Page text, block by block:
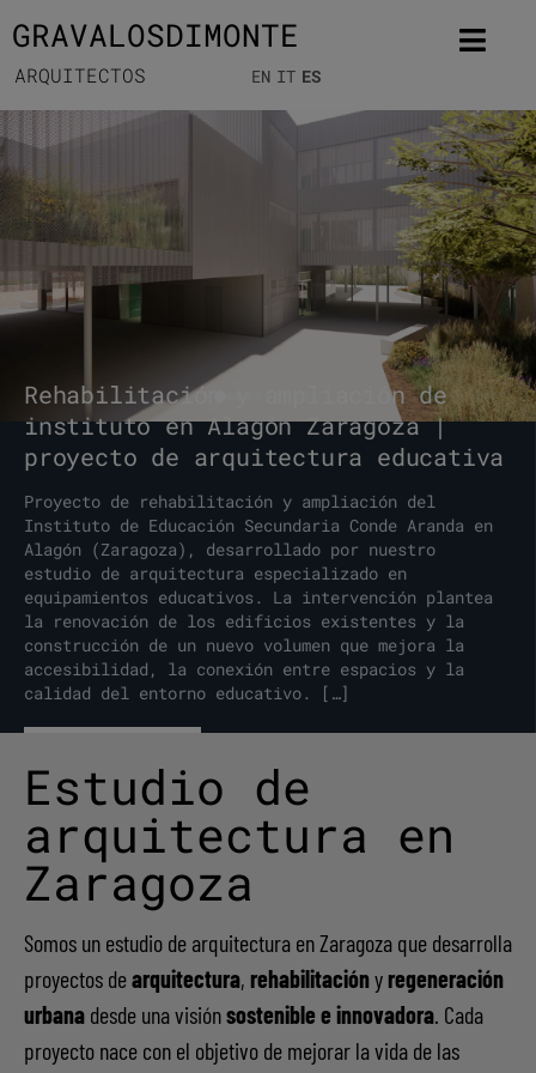
GRAVALOSDIMONTE
ARQUITECTOS EN IT ES
Rehabilitación y ampliación de
instituto en Alagón Zaragoza |
proyecto de arquitectura educativa
Proyecto de rehabilitación y ampliación del
Instituto de Educación Secundaria Conde Aranda en
Alagón (Zaragoza), desarrollado por nuestro
estudio de arquitectura especializado en
equipamientos educativos. La intervención plantea
la renovación de los edificios existentes y la
construcción de un nuevo volumen que mejora la
accesibilidad, la conexión entre espacios y la
calidad del entorno educativo. […]
Estudio de
arquitectura en
Zaragoza
Somos un estudio de arquitectura en Zaragoza que desarrolla
proyectos dearquitectura, rehabilitaciónyregeneración
urbana desde una visiónsostenible e innovadora. Cada
proyecto nace con el objetivo de mejorar la vida de las